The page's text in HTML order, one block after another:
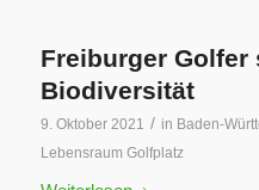
Freiburger Golfer
Biodiversität
9. Oktober 2021 / in Baden-
Lebensraum Golfplatz